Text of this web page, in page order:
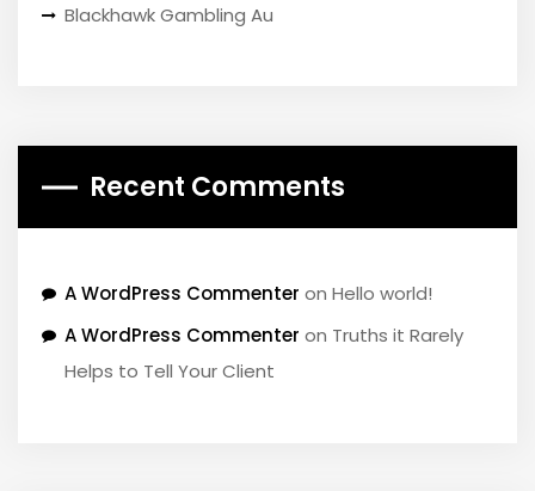
Blackhawk Gambling Au
Recent Comments
A WordPress Commenter on Hello world!
A WordPress Commenter on Truths it Rarely
Helps to Tell Your Client